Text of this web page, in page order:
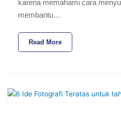
karena memahami cara
membantu…
Read More